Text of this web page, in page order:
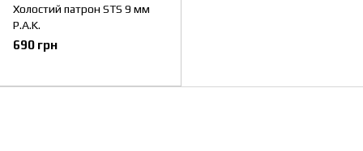
Холостий патрон STS 9 мм
Р.А.K.
690 грн